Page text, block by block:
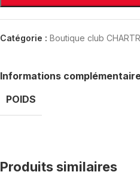
Catégorie : Boutique club
Informations
POIDS
Produits similaires